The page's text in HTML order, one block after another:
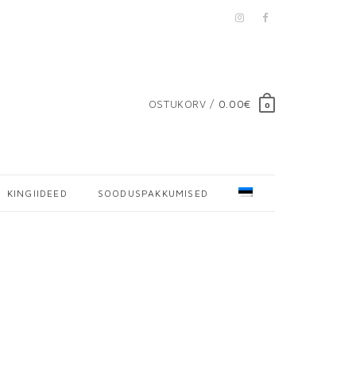
0
OSTUKORV / 0.00€
KINGIIDEED SOODUSPAKKUMISED